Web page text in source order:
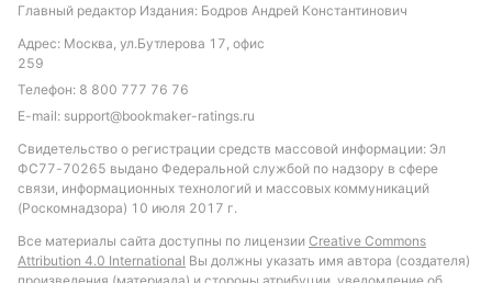
Главный редактор Издания: Бодров Андрей Константинович
Адрес: Москва, ул.Бутлерова 17, офис
259
Телефон: 8 800 777 76 76
E-mail: support@bookmaker-ratings.ru
Свидетельство о регистрации средств массовой информации: Эл
ФС77-70265 выдано Федеральной службой по надзору в сфере
связи, информационных технологий и массовых коммуникаций
(Роскомнадзора) 10 июля 2017 г.
Все материалы сайта доступны по лицензии Creative Commons
Attribution 4.0 International Вы должны указать имя автора (создателя)